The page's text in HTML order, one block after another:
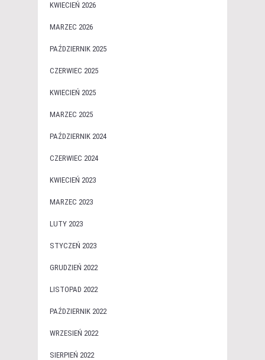
KWIECIEŃ 2026
MARZEC 2026
PAŹDZIERNIK 2025
CZERWIEC 2025
KWIECIEŃ 2025
MARZEC 2025
PAŹDZIERNIK 2024
CZERWIEC 2024
KWIECIEŃ 2023
MARZEC 2023
LUTY 2023
STYCZEŃ 2023
GRUDZIEŃ 2022
LISTOPAD 2022
PAŹDZIERNIK 2022
WRZESIEŃ 2022
SIERPIEŃ 2022